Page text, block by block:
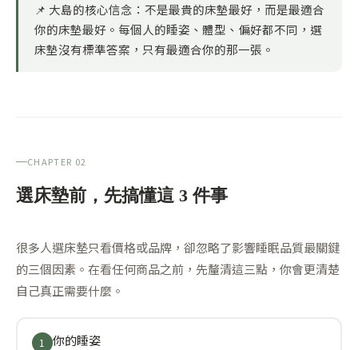
📌 大島的核心信念： 不是最貴的床墊最好，而是最適合
你的床墊最好。每個人的睡姿、體型、偏好都不同，選
床墊沒有標準答案，只有最適合你的那一張。
CHAPTER 02
選床墊前，先搞懂這 3 件事
很多人選床墊只看價格或品牌，卻忽略了影響睡眠品質最關鍵
的三個因素。在看任何商品之前，先釐清這三點，你會更清楚
自己真正需要什麼。
1 你的睡姿